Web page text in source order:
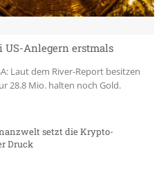
US-Anlegern erstmals
Laut dem River-Report besitzen
28.8 Mio. halten noch Gold.
setzt die Krypto-
Druck